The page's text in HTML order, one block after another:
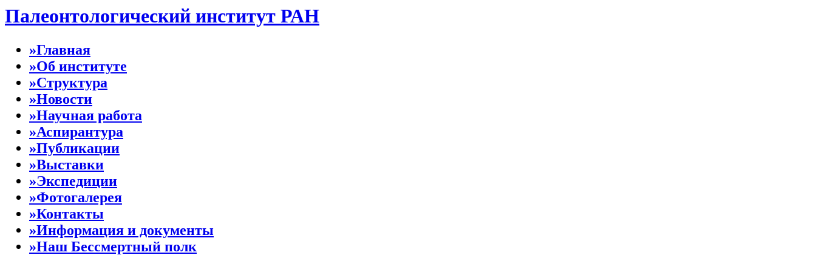
Палеонтологический институт РАН
»Главная
»Об институте
»Структура
»Новости
»Научная работа
»Аспирантура
»Публикации
»Выставки
»Экспедиции
»Фотогалерея
»Контакты
»Информация и документы
»Наш Бессмертный полк